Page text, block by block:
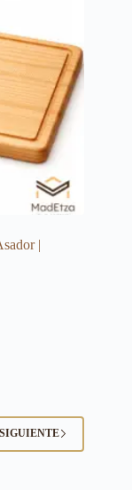
|
SIGUIENTE